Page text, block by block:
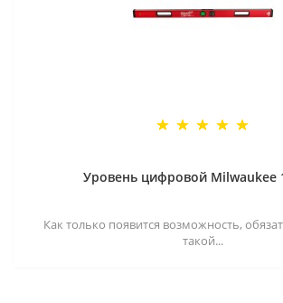
Уровень цифровой Milwaukee
Как только появится возможность,
такой...